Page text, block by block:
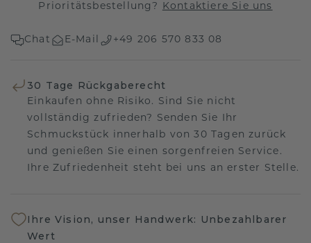
Prioritätsbestellung? Kontaktiere Sie uns
Chat E-Mail +49 206 570 833 08
30 Tage Rückgaberecht
Einkaufen ohne Risiko. Sind Sie nicht
vollständig zufrieden? Senden Sie Ihr
Schmuckstück innerhalb von 30 Tagen zurück
und genießen Sie einen sorgenfreien Service.
Ihre Zufriedenheit steht bei uns an erster Stelle.
Ihre Vision, unser Handwerk: Unbezahlbarer
Wert